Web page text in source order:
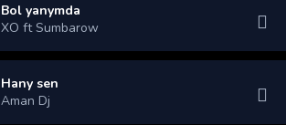
Bol yanymda
XO ft Sumbarow
Hany sen
Aman Dj